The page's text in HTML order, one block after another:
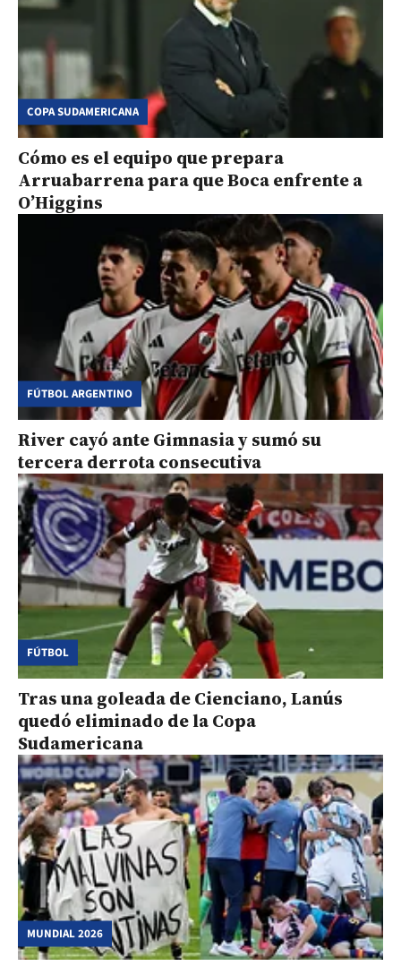
COPA SUDAMERICANA
Cómo es el equipo que prepara
Arruabarrena para que Boca enfrente a
O’Higgins
FÚTBOL ARGENTINO
River cayó ante Gimnasia y sumó su
tercera derrota consecutiva
FÚTBOL
Tras una goleada de Cienciano, Lanús
quedó eliminado de la Copa
Sudamericana
MUNDIAL 2026